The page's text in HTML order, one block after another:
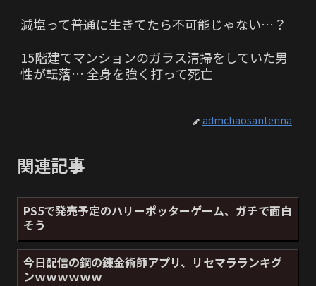
減塩って普通に生きてたら不可能じゃない…？
15階建てマンションのガラス清掃をしていた男
性が転落… 全身を強く打って死亡
admchaosantenna
関連記事
PS5で発売予定のハリーポッターゲーム、ガチで面白
そう
今日配信の鋼の錬金術師アプリ、リセマラランキグ
ンｗｗｗｗｗｗ